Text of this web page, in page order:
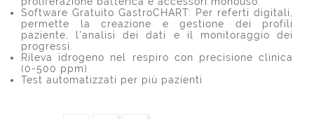
Software Gratuito GastroCHART: Per referti digitali,
permette la creazione e gestione dei profili
paziente, l'analisi dei dati e il monitoraggio dei
progressi.
Rileva idrogeno nel respiro con precisione clinica
(0-500 ppm)
Test automatizzati per più pazienti